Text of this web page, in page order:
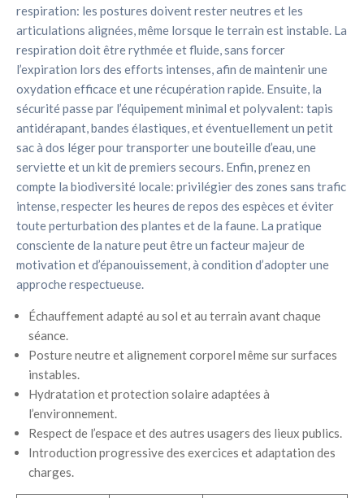
respiration: les postures doivent rester neutres et les
articulations alignées, même lorsque le terrain est instable. La
respiration doit être rythmée et fluide, sans forcer
l’expiration lors des efforts intenses, afin de maintenir une
oxydation efficace et une récupération rapide. Ensuite, la
sécurité passe par l’équipement minimal et polyvalent: tapis
antidérapant, bandes élastiques, et éventuellement un petit
sac à dos léger pour transporter une bouteille d’eau, une
serviette et un kit de premiers secours. Enfin, prenez en
compte la biodiversité locale: privilégier des zones sans trafic
intense, respecter les heures de repos des espèces et éviter
toute perturbation des plantes et de la faune. La pratique
consciente de la nature peut être un facteur majeur de
motivation et d’épanouissement, à condition d’adopter une
approche respectueuse.
Échauffement adapté au sol et au terrain avant chaque
séance.
Posture neutre et alignement corporel même sur surfaces
instables.
Hydratation et protection solaire adaptées à
l’environnement.
Respect de l’espace et des autres usagers des lieux publics.
Introduction progressive des exercices et adaptation des
charges.